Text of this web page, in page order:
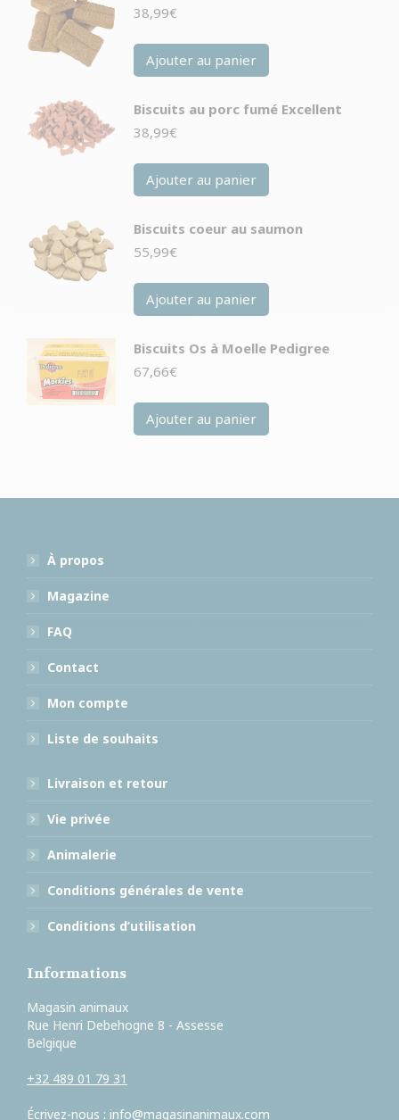
38,99€
Ajouter au panier
Biscuits au porc fumé Excellent
38,99€
Ajouter au panier
Biscuits coeur au saumon
55,99€
Ajouter au panier
Biscuits Os à Moelle Pedigree
67,66€
Ajouter au panier
À propos
Magazine
FAQ
Contact
Mon compte
Liste de souhaits
Livraison et retour
Vie privée
Animalerie
Conditions générales de vente
Conditions d’utilisation
Informations
Magasin animaux
Rue Henri Debehogne 8 - Assesse
Belgique
+32 489 01 79 31
Écrivez-nous : info@magasinanimaux.com